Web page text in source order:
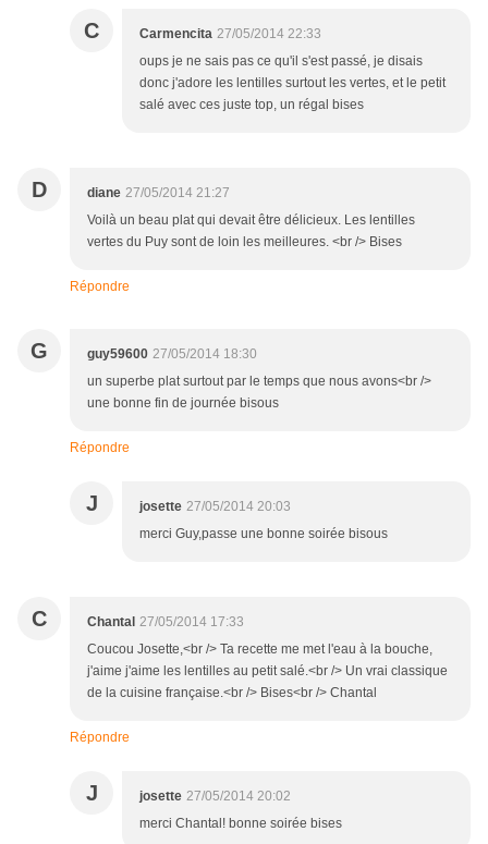
C Carmencita 27/05/2014 22:33
oups je ne sais pas ce qu'il s'est passé, je disais
donc j'adore les lentilles surtout les vertes, et le petit
salé avec ces juste top, un régal bises
D diane 27/05/2014 21:27
Voilà un beau plat qui devait être délicieux. Les lentilles
vertes du Puy sont de loin les meilleures. <br /> Bises
Répondre
G guy59600 27/05/2014 18:30
un superbe plat surtout par le temps que nous avons<br />
une bonne fin de journée bisous
Répondre
J josette 27/05/2014 20:03
merci Guy,passe une bonne soirée bisous
C Chantal 27/05/2014 17:33
Coucou Josette,<br /> Ta recette me met l'eau à la bouche,
j'aime j'aime les lentilles au petit salé.<br /> Un vrai classique
de la cuisine française.<br /> Bises<br /> Chantal
Répondre
J josette 27/05/2014 20:02
merci Chantal! bonne soirée bises